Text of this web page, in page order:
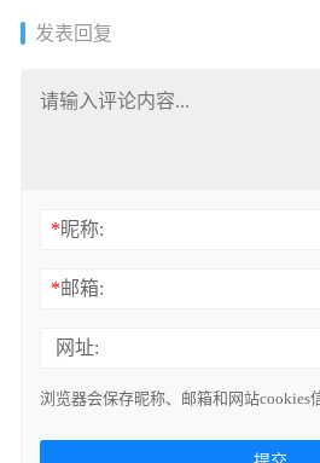
发表回复
*昵称:
*邮箱:
网址:
浏览器会保存昵称、邮箱和网站cookies